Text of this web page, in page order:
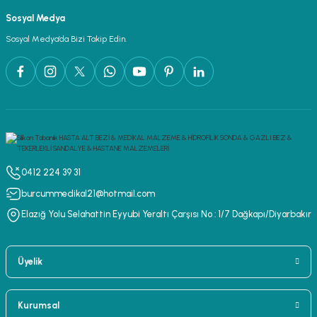
Sosyal Medya
Sosyal Medya’da Bizi Takip Edin.
0412 224 39 31
burcummedikal21@hotmail.com
Elazığ Yolu Selahattin Eyyubi Yeraltı Çarşısı No : 1/7 Dağkapı/Diyarbakır
Üyelik
Kurumsal